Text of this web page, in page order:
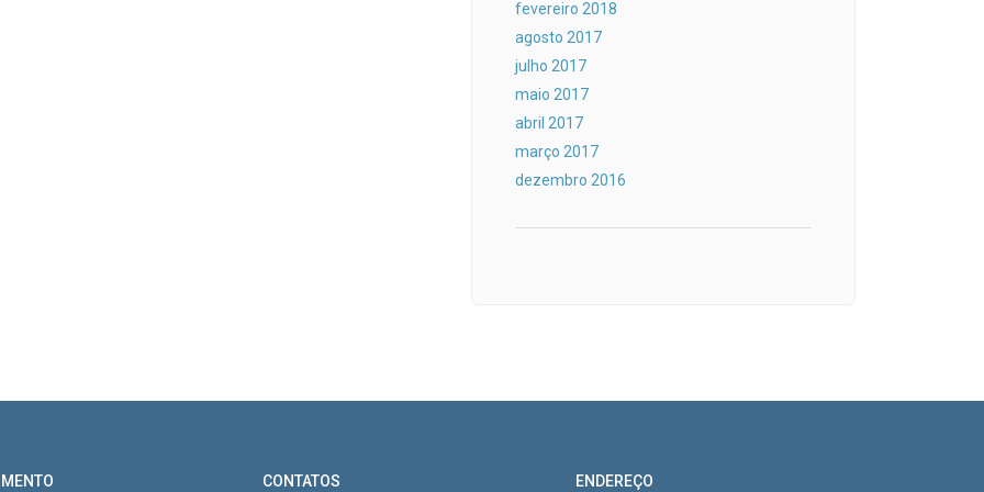
fevereiro 2018
agosto 2017
julho 2017
maio 2017
abril 2017
março 2017
dezembro 2016
CONTATOS ENDEREÇO